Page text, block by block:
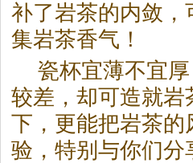
补了岩茶的内敛，
集岩茶香气！
瓷杯宜薄不宜
较差，却可造就岩
下，更能把岩茶的
验，特别与你们分